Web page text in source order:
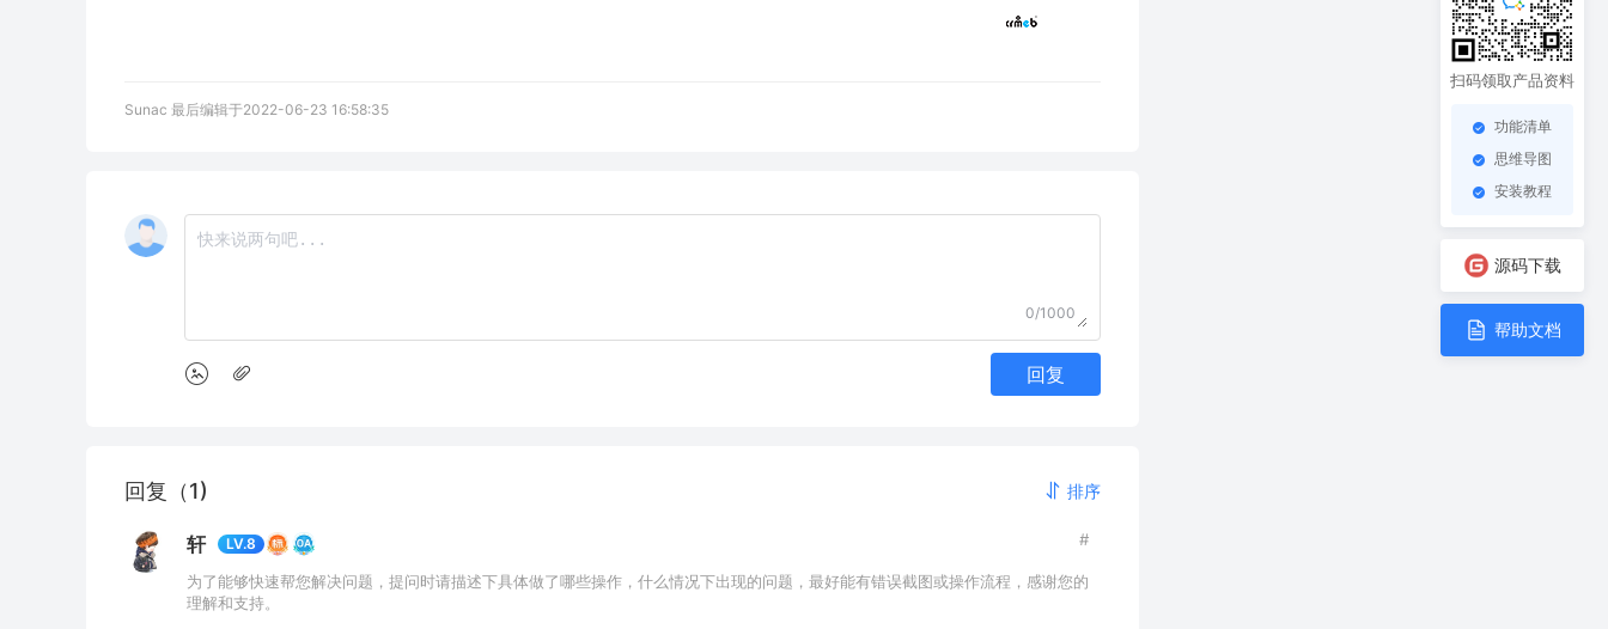
Sunac 最后编辑于2022-06-23 16:58:35
0/1000
回复
回复（1) 排序
轩 LV.8 #
为了能够快速帮您解决问题，提问时请描述下具体做了哪些操作，什么情况下出现的问题，最好能有错误截图或操作流程，感谢您的
理解和支持。
扫码领取产品资料
功能清单
思维导图
安装教程
源码下载
帮助文档